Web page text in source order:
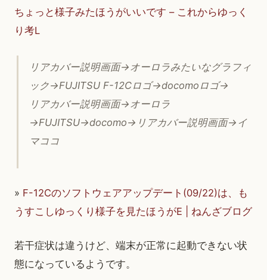
ちょっと様子みたほうがいいです – これからゆっく
り考L
リアカバー説明画面→オーロラみたいなグラフィ
ック→FUJITSU F-12Cロゴ→docomoロゴ→
リアカバー説明画面→オーロラ
→FUJITSU→docomo→リアカバー説明画面→イ
マココ
» F-12Cのソフトウェアアップデート(09/22)は、も
うすこしゆっくり様子を見たほうがE | ねんざブログ
若干症状は違うけど、端末が正常に起動できない状
態になっているようです。